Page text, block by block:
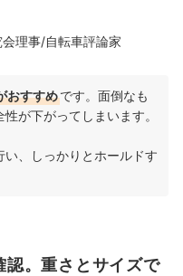
理事/自転車評論家
おすすめです。面倒なも
が下がってしまいます。
、しっかりとホールドす
認。重さとサイズで